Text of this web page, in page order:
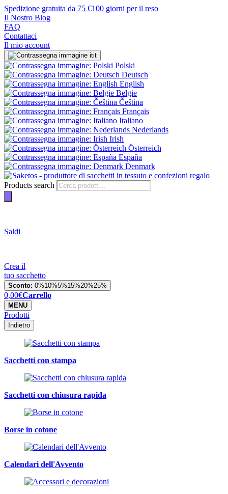
Spedizione gratuita da 75 €100 giorni per il reso
Il Nostro Blog
FAQ
Contattaci
Il mio account
it
Polski
Deutsch
English
Belgie
Čeština
Français
Italiano
Nederlands
Irish
Österreich
España
Denmark
Products search
Saldi
Crea il
tuo sacchetto
Sconto: 0%10%5%15%20%25%
0,00€Carrello
MENU
Prodotti
Indietro
Sacchetti con stampa
Sacchetti con chiusura rapida
Borse in cotone
Calendari dell'Avvento